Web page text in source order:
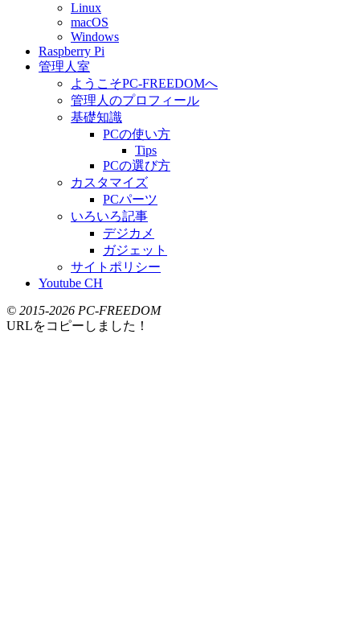
Linux
macOS
Windows
Raspberry Pi
管理人室
ようこそPC-FREEDOMへ
管理人のプロフィール
基礎知識
PCの使い方
Tips
PCの選び方
カスタマイズ
PCパーツ
いろいろ記事
デジカメ
ガジェット
サイトポリシー
Youtube CH
© 2015-2026 PC-FREEDOM
URLをコピーしました！